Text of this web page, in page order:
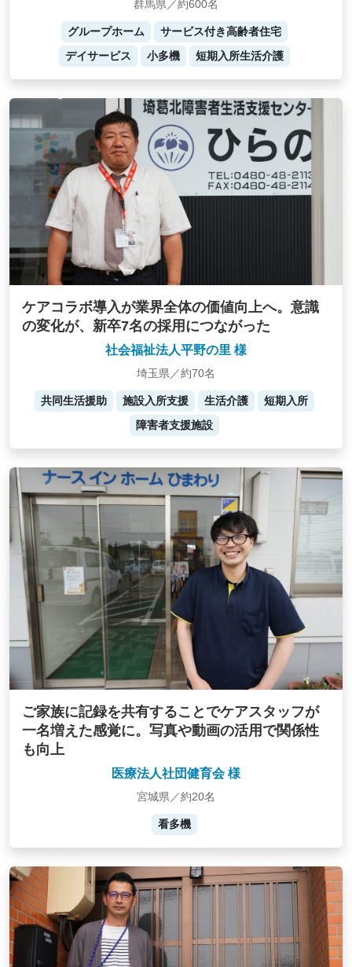
群馬県／約600名
グループホーム
サービス付き高齢者住宅
デイサービス
小多機 短期入所生活介護
ケアコラボ導入が業界全体の価値向上へ。意識
の変化が、新卒7名の採用につながった
社会福祉法人平野の里 様
埼玉県／約70名
共同生活援助 施設入所支援 生活介護
短期入所
障害者支援施設
ご家族に記録を共有することでケアスタッフが
一名増えた感覚に。写真や動画の活用で関係性
も向上
医療法人社団健育会 様
宮城県／約20名
看多機